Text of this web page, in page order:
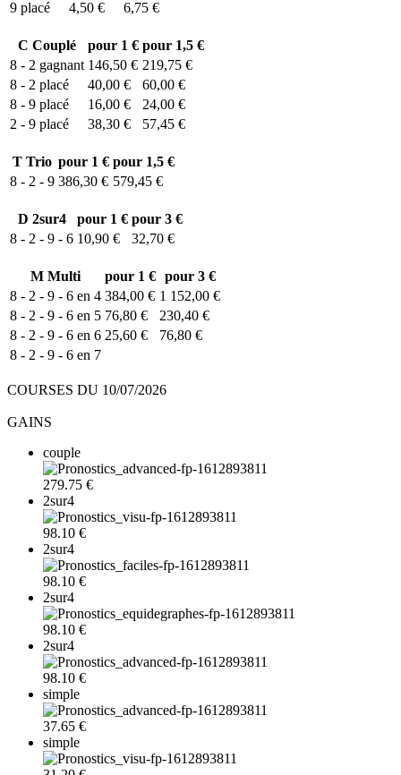
9 placé 4,50 € 6,75 €
C Couplé pour 1 € pour 1,5 €
8 - 2 gagnant 146,50 € 219,75 €
8 - 2 placé 40,00 €
60,00 €
8 - 9 placé 16,00 €
24,00 €
2 - 9 placé 38,30 € 57,45 €
T Trio pour 1 € pour 1,5 €
8 - 2 - 9 386,30 € 579,45 €
D 2sur4 pour 1 € pour 3 €
8 - 2 - 9 - 6 10,90 € 32,70 €
M Multi pour 1 € pour 3 €
8 - 2 - 9 - 6 en 4 384,00 € 1 152,00 €
8 - 2 - 9 - 6 en 5 76,80 €
230,40 €
8 - 2 - 9 - 6 en 6 25,60 €
76,80 €
8 - 2 - 9 - 6 en 7
COURSES DU 10/07/2026
GAINS
couple
279.75 €
2sur4
98.10 €
2sur4
98.10 €
2sur4
98.10 €
2sur4
98.10 €
simple
37.65 €
simple